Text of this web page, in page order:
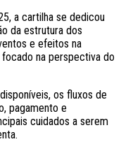
a cartilha se dedicou
da estrutura dos
e efeitos na
na perspectiva do
os fluxos de
pagamento e
cuidados a serem